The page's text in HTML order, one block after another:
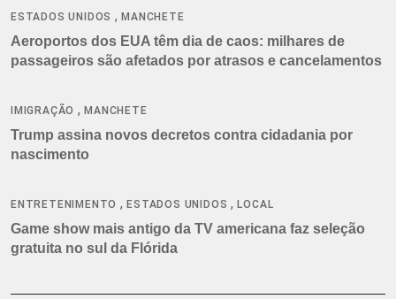
ESTADOS UNIDOS ,MANCHETE
Aeroportos dos EUA têm dia de caos: milhares de
passageiros são afetados por atrasos e cancelamentos
IMIGRAÇÃO ,MANCHETE
Trump assina novos decretos contra cidadania por
nascimento
ENTRETENIMENTO ,ESTADOS UNIDOS ,LOCAL
Game show mais antigo da TV americana faz seleção
gratuita no sul da Flórida